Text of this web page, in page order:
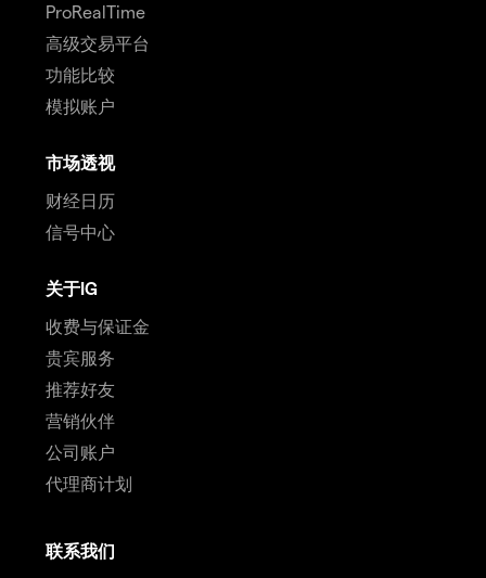
ProRealTime
高级交易平台
功能比较
模拟账户
市场透视
财经日历
信号中心
关于IG
收费与保证金
贵宾服务
推荐好友
营销伙伴
公司账户
代理商计划
联系我们